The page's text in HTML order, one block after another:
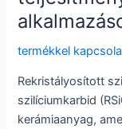
termékkel
Rekristályosított
szilíciumkarbid
kerámiaanyag,